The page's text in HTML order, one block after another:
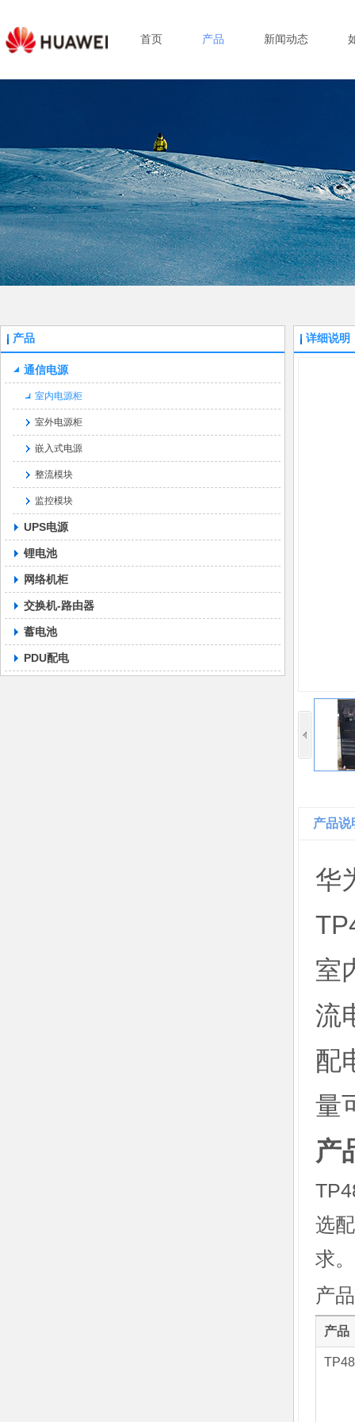
首页 产品 新闻动态
产品
通信电源
室内电源柜
室外电源柜
嵌入式电源
整流模块
监控模块
UPS电源
锂电池
网络机柜
交换机-路由器
蓄电池
PDU配电
详细说明
产品说
华
室
流
配
量
产
选
求。
产
产品